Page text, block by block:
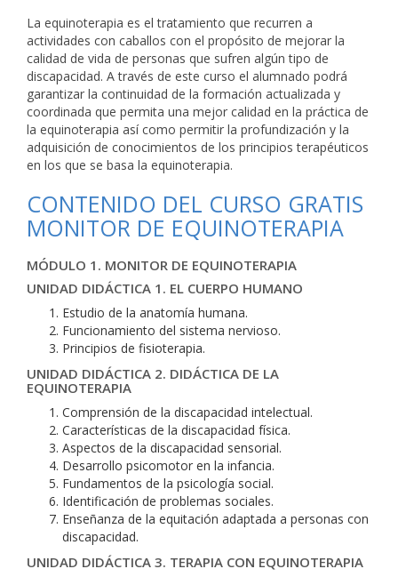
La equinoterapia es el tratamiento que recurren a
actividades con caballos con el propósito de mejorar la
calidad de vida de personas que sufren algún tipo de
discapacidad. A través de este curso el alumnado podrá
garantizar la continuidad de la formación actualizada y
coordinada que permita una mejor calidad en la práctica de
la equinoterapia así como permitir la profundización y la
adquisición de conocimientos de los principios terapéuticos
en los que se basa la equinoterapia.
CONTENIDO DEL CURSO GRATIS
MONITOR DE EQUINOTERAPIA
MÓDULO 1. MONITOR DE EQUINOTERAPIA
UNIDAD DIDÁCTICA 1. EL CUERPO HUMANO
Estudio de la anatomía humana.
Funcionamiento del sistema nervioso.
Principios de fisioterapia.
UNIDAD DIDÁCTICA 2. DIDÁCTICA DE LA
EQUINOTERAPIA
Comprensión de la discapacidad intelectual.
Características de la discapacidad física.
Aspectos de la discapacidad sensorial.
Desarrollo psicomotor en la infancia.
Fundamentos de la psicología social.
Identificación de problemas sociales.
Enseñanza de la equitación adaptada a personas con
discapacidad.
UNIDAD DIDÁCTICA 3. TERAPIA CON EQUINOTERAPIA